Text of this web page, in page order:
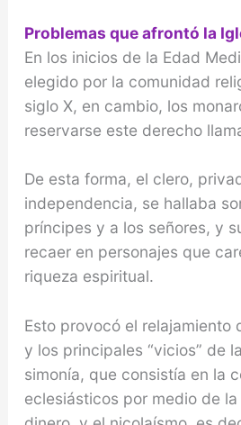
Problemas que afrontó la
En los inicios de la Edad
elegido por la comunidad
siglo X, en cambio, los
reservarse este de­recho
De esta forma, el clero,
independencia, se hallaba
príncipes y a los señores, y
re­caer en personajes que
riqueza espi­ritual.
Esto provocó el relajamiento
y los principales “vicios” de
simonía, que consistía en la
eclesiásticos por me­dio de